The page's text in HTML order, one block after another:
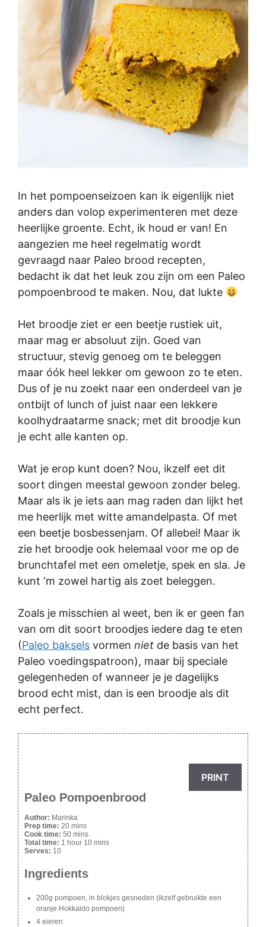
In het pompoenseizoen kan ik eigenlijk niet
anders dan volop experimenteren met deze
heerlijke groente. Echt, ik houd er van! En
aangezien me heel regelmatig wordt
gevraagd naar Paleo brood recepten,
bedacht ik dat het leuk zou zijn om een Paleo
pompoenbrood te maken. Nou, dat lukte
Het broodje ziet er een beetje rustiek uit,
maar mag er absoluut zijn. Goed van
structuur, stevig genoeg om te beleggen
maar óók heel lekker om gewoon zo te eten.
Dus of je nu zoekt naar een onderdeel van je
ontbijt of lunch of juist naar een lekkere
koolhydraatarme snack; met dit broodje kun
je echt alle kanten op.
Wat je erop kunt doen? Nou, ikzelf eet dit
soort dingen meestal gewoon zonder beleg.
Maar als ik je iets aan mag raden dan lijkt het
me heerlijk met witte amandelpasta. Of met
een beetje bosbessenjam. Of allebei! Maar ik
zie het broodje ook helemaal voor me op de
brunchtafel met een omeletje, spek en sla. Je
kunt ‘m zowel hartig als zoet beleggen.
Zoals je misschien al weet, ben ik er geen fan
van om dit soort broodjes iedere dag te eten
(Paleo baksels vormen niet de basis van het
Paleo voedingspatroon), maar bij speciale
gelegenheden of wanneer je je dagelijks
brood echt mist, dan is een broodje als dit
echt perfect.
PRINT
Paleo Pompoenbrood
Author: Marinka
Prep time: 20 mins
Cook time: 50 mins
Total time: 1 hour 10 mins
Serves: 10
Ingredients
200g pompoen, in blokjes gesneden (ikzelf gebruikte een
oranje Hokkaido pompoen)
4 eieren